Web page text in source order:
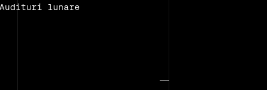
Audituri lunare